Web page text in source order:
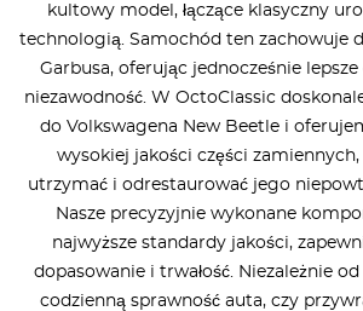
kultowy model, łączące klasyczny
technologią. Samochód ten zachowuje
Garbusa, oferując jednocześnie
niezawodność. W OctoClassic
do Volkswagena New Beetle i
wysokiej jakości części
utrzymać i odrestaurować jego
Nasze precyzyjnie wykonane
najwyższe standardy jakości,
dopasowanie i trwałość. Niezależnie
codzienną sprawność auta, czy